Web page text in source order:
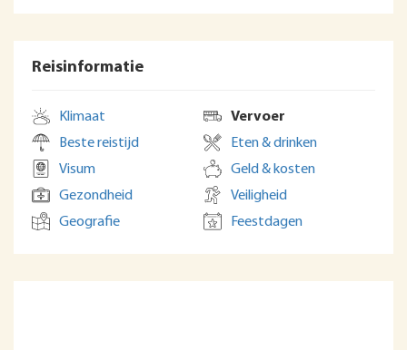
Reisinformatie
Klimaat
Beste reistijd
Visum
Gezondheid
Geografie
Vervoer
Eten & drinken
Geld & kosten
Veiligheid
Feestdagen